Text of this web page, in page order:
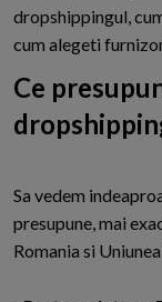
dropshippingul,
cum alegeti
Ce
Sa vedem
presupune, mai
Romania si